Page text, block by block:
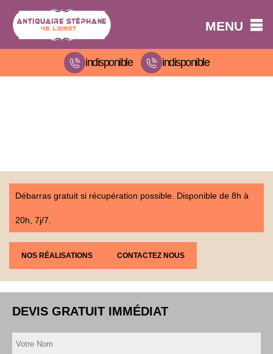
MENU
indisponible indisponible
Débarras gratuit si récupération possible. Disponible de 8h à
20h, 7j/7.
NOS RÉALISATIONS CONTACTEZ NOUS
DEVIS GRATUIT IMMÉDIAT